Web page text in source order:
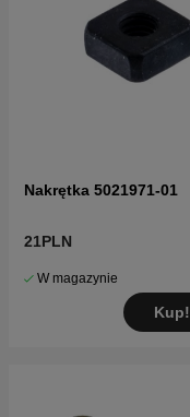
Nakrętka 5021971-01
21PLN
W magazynie
Kup!